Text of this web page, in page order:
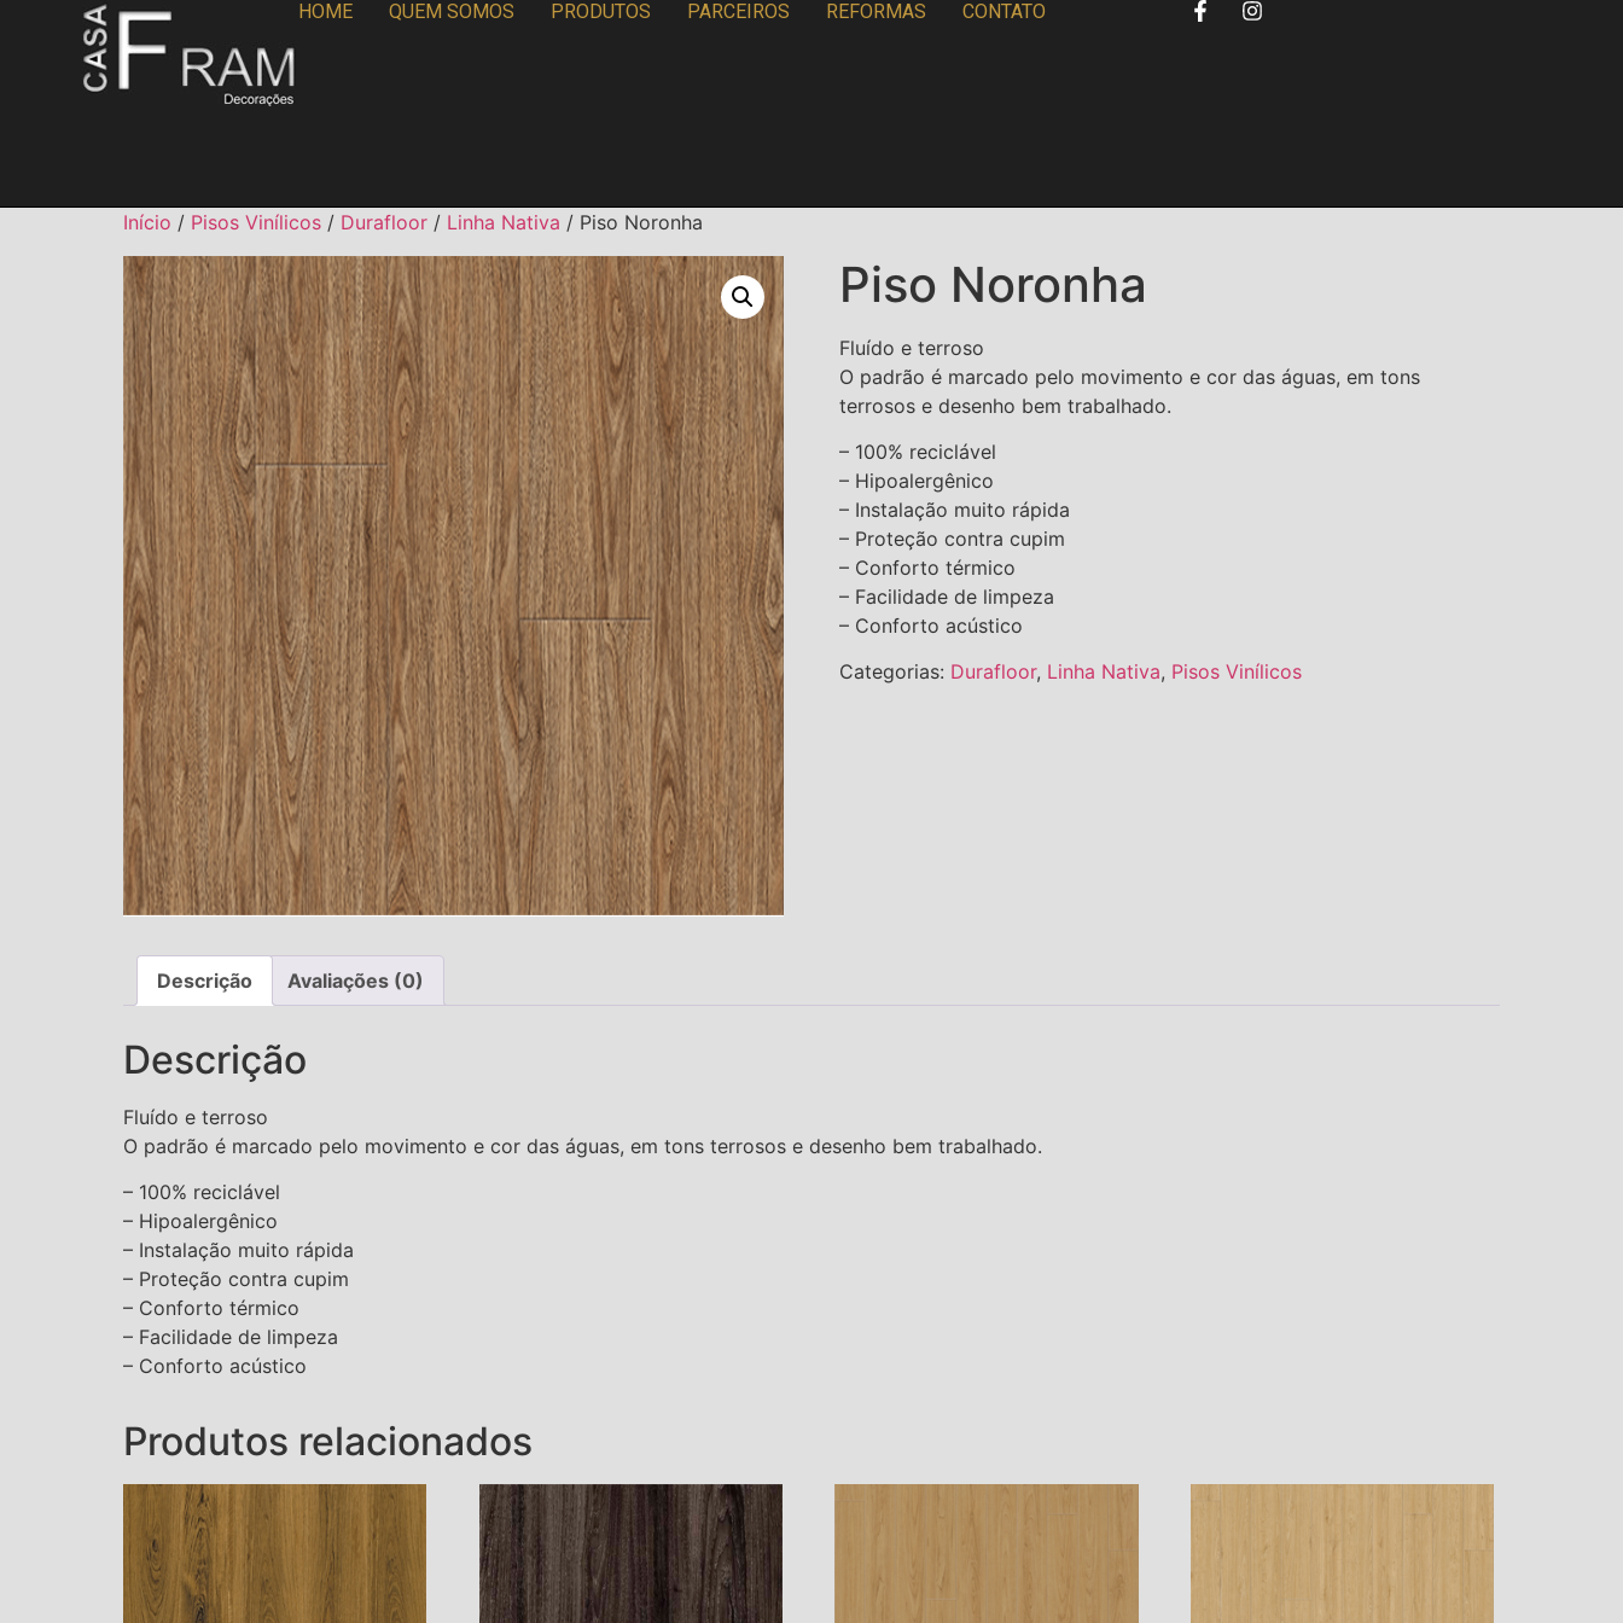
HOME QUEM SOMOS PRODUTOS PARCEIROS REFORMAS CONTATO
Início / Pisos Vinílicos / Durafloor / Linha Nativa / Piso Noronha
Piso Noronha
Fluído e terroso
O padrão é marcado pelo movimento e cor das águas, em tons
terrosos e desenho bem trabalhado.
– 100% reciclável
– Hipoalergênico
– Instalação muito rápida
– Proteção contra cupim
– Conforto térmico
– Facilidade de limpeza
– Conforto acústico
Categorias: Durafloor, Linha Nativa, Pisos Vinílicos
Descrição Avaliações (0)
Descrição
Fluído e terroso
O padrão é marcado pelo movimento e cor das águas, em tons terrosos e desenho bem trabalhado.
– 100% reciclável
– Hipoalergênico
– Instalação muito rápida
– Proteção contra cupim
– Conforto térmico
– Facilidade de limpeza
– Conforto acústico
Produtos relacionados